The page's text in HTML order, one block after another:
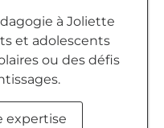
à Joliette
et adolescents
ou des défis
expertise